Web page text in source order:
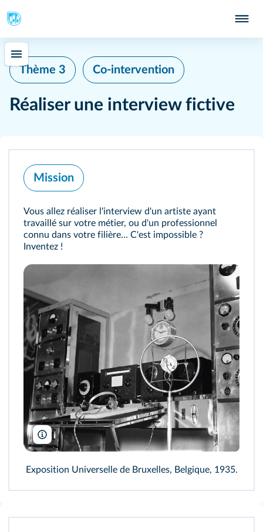
Thème 3 Co-intervention
Réaliser une interview fictive
Mission
Vous allez réaliser l'interview d'un artiste ayant
travaillé sur votre métier, ou d'un professionnel
connu dans votre filière... C'est impossible ?
Inventez !
GermaineImage/Germaine Van Parys/AKG
Exposition Universelle de Bruxelles, Belgique, 1935.